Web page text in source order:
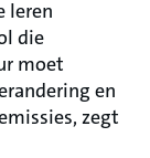
leren
die
moet
en
zegt